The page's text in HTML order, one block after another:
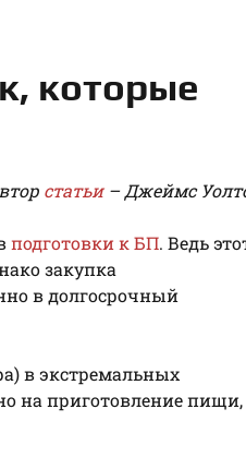
которые
статьи– Джеймс
подготовки к БП. Ведь
закупка
в долгосрочный
в экстремальных
на приготовление пищи,